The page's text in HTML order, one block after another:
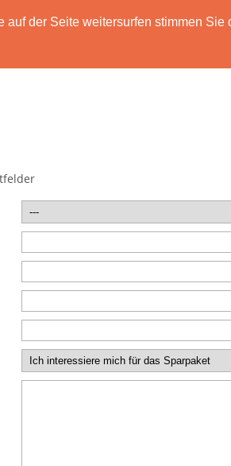
der Seite weitersurfen stimmen Sie
PREISE